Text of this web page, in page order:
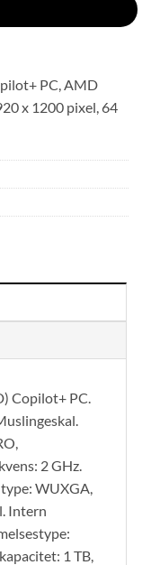
PC, AMD
x 1200 pixel, 64
Copilot+ PC.
2 GHz.
WUXGA,
Intern
1 TB,